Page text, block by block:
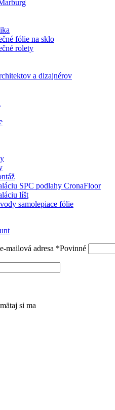
fólie na sklo
rolety
a dizajnérov
SPC podlahy CronaFloor
líšt
samolepiace fólie
mailová adresa *Povinné
si ma